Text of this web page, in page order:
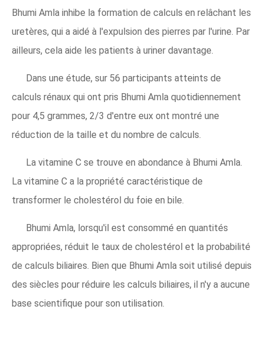
Bhumi Amla inhibe la formation de calculs en relâchant les
uretères, qui a aidé à l'expulsion des pierres par l'urine. Par
ailleurs, cela aide les patients à uriner davantage.
Dans une étude, sur 56 participants atteints de
calculs rénaux qui ont pris Bhumi Amla quotidiennement
pour 4,5 grammes, 2/3 d'entre eux ont montré une
réduction de la taille et du nombre de calculs.
La vitamine C se trouve en abondance à Bhumi Amla.
La vitamine C a la propriété caractéristique de
transformer le cholestérol du foie en bile.
Bhumi Amla, lorsqu'il est consommé en quantités
appropriées, réduit le taux de cholestérol et la probabilité
de calculs biliaires. Bien que Bhumi Amla soit utilisé depuis
des siècles pour réduire les calculs biliaires, il n'y a aucune
base scientifique pour son utilisation.